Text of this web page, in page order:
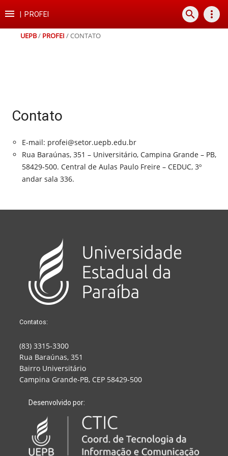
para
conteúdo
para
para
para
rodapé
 PROFEI search more_vert
UEPB/ PROFEI /CONTATO
Contato
E-mail: profei@setor.uepb.edu.br
Rua Baraúnas, 351 – Universitário, Campina Grande – PB,
58429-500. Central de Aulas Paulo Freire – CEDUC, 3º
andar sala 336.
Contatos:
(83) 3315-3300
Rua Baraúnas, 351
Bairro Universitário
Campina Grande-PB, CEP 58429-500
Desenvolvido por: